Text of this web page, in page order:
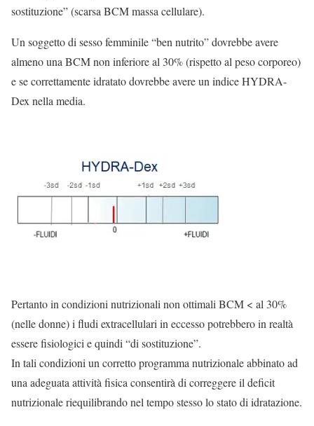
sostituzione” (scarsa BCM massa cellulare).
Un soggetto di sesso femminile “ben nutrito” dovrebbe avere
almeno una BCM non inferiore al 30% (rispetto al peso corporeo)
e se correttamente idratato dovrebbe avere un indice HYDRA-
Dex nella media.
Pertanto in condizioni nutrizionali non ottimali BCM < al 30%
(nelle donne) i fludi extracellulari in eccesso potrebbero in realtà
essere fisiologici e quindi “di sostituzione”.
In tali condizioni un corretto programma nutrizionale abbinato ad
una adeguata attività fisica consentirà di correggere il deficit
nutrizionale riequilibrando nel tempo stesso lo stato di idratazione.